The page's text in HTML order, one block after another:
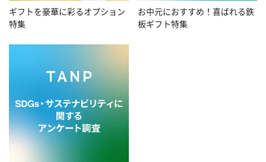
ギフトを豪華に彩るオプション
特集
お中元におすすめ！喜ばれる鉄
板ギフト特集